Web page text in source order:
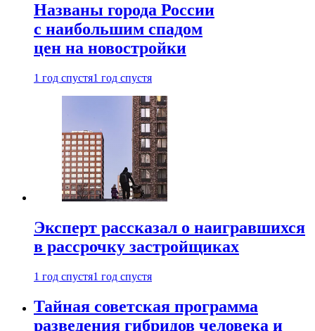
Названы города России
с наибольшим спадом
цен на новостройки
1 год спустя1 год спустя
Эксперт рассказал о наигравшихся
в рассрочку застройщиках
1 год спустя1 год спустя
Тайная советская программа
разведения гибридов человека и